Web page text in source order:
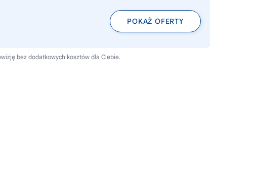
POKAŻ OFERTY
bez dodatkowych kosztów dla Ciebie.